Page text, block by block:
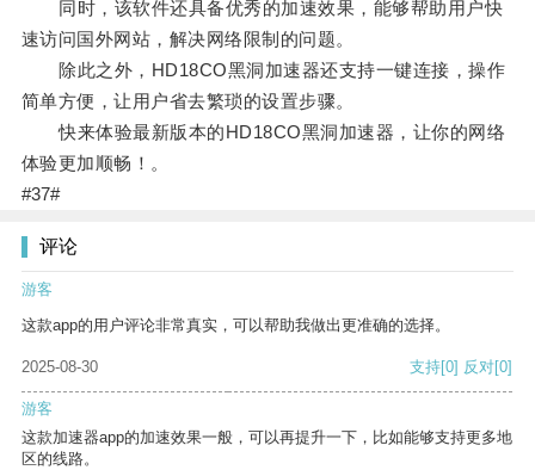
同时，该软件还具备优秀的加速效果，能够帮助用户快
速访问国外网站，解决网络限制的问题。
除此之外，HD18CO黑洞加速器还支持一键连接，操作
简单方便，让用户省去繁琐的设置步骤。
快来体验最新版本的HD18CO黑洞加速器，让你的网络
体验更加顺畅！。
#37#
评论
游客
这款app的用户评论非常真实，可以帮助我做出更准确的选择。
2025-08-30 支持[0] 反对[0]
游客
这款加速器app的加速效果一般，可以再提升一下，比如能够支持更多地
区的线路。